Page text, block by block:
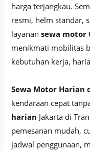
harga terjangkau.
resmi, helm standar,
layanansewa motor
menikmati mobilitas
kebutuhan kerja,
Sewa Motor Harian
kendaraan cepat
harian Jakarta di
pemesanan mudah,
jadwal penggunaan,